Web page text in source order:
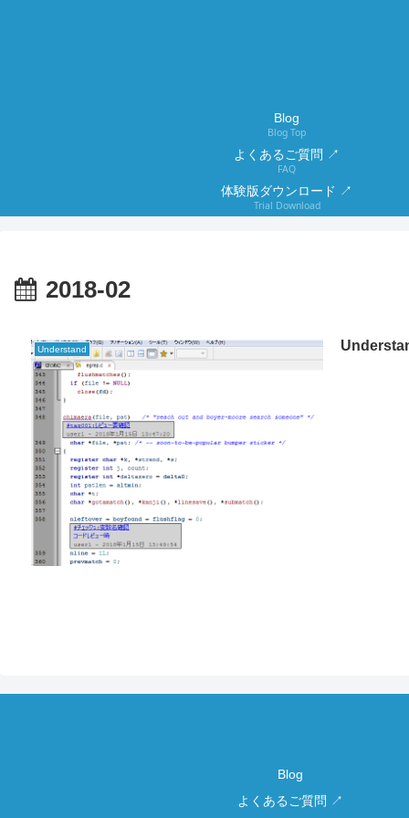
Blog
Blog Top
よくあるご質問 ↗
FAQ
体験版ダウンロード ↗
Trial Download
2018-02
Understand
Blog
よくあるご質問 ↗